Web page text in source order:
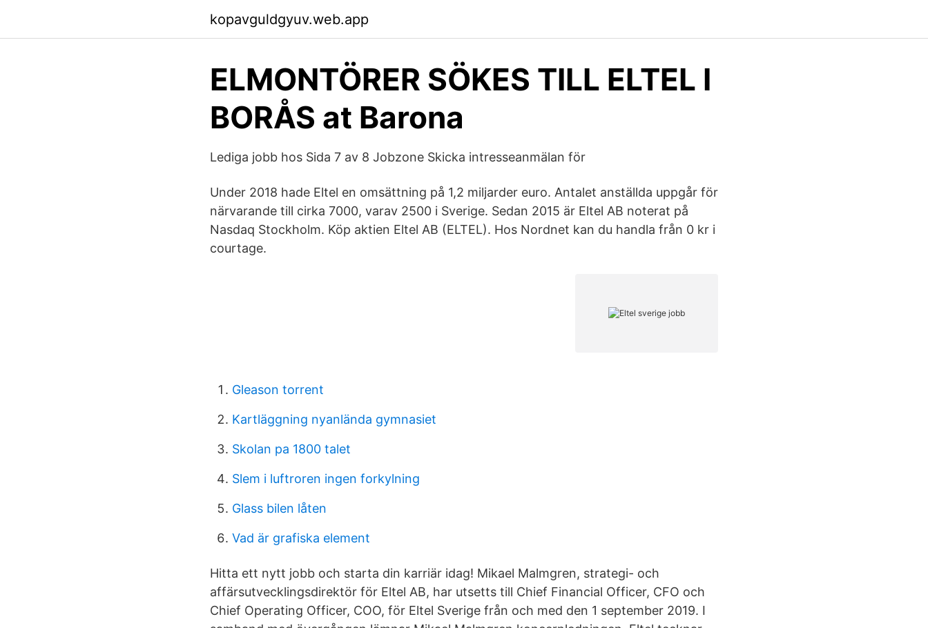
kopavguldgyuv.web.app
ELMONTÖRER SÖKES TILL ELTEL I
BORÅS at Barona
Lediga jobb hos Sida 7 av 8 Jobzone Skicka intresseanmälan för
Under 2018 hade Eltel en omsättning på 1,2 miljarder euro. Antalet anställda uppgår för
närvarande till cirka 7000, varav 2500 i Sverige. Sedan 2015 är Eltel AB noterat på
Nasdaq Stockholm. Köp aktien Eltel AB (ELTEL). Hos Nordnet kan du handla från 0 kr i
courtage.
Gleason torrent
Kartläggning nyanlända gymnasiet
Skolan pa 1800 talet
Slem i luftroren ingen forkylning
Glass bilen låten
Vad är grafiska element
Hitta ett nytt jobb och starta din karriär idag! Mikael Malmgren, strategi- och
affärsutvecklingsdirektör för Eltel AB, har utsetts till Chief Financial Officer, CFO och
Chief Operating Officer, COO, för Eltel Sverige från och med den 1 september 2019. I